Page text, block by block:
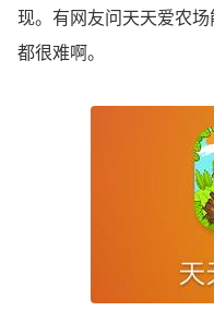
现。有网友问天天爱农
都很难啊。